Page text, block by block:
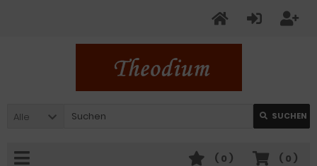
Alle SUCHEN
( 0 )
( 0 )